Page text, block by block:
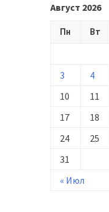
Август 2026
Пн Вт
« Июл
3
4
10
11
17
18
24
25
31